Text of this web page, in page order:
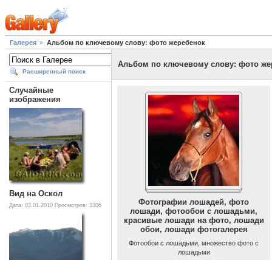
Галерея Альбом по ключевому слову: фото жеребенок
Расширенный поиск
Случайные
изображения
Вид на Оскол
Дата: 03.01.2010 Просмотров: 3306
Альбом по ключевому слову: фото
Фотографии лошадей, фото
лошади, фотообои с лошадьми,
красивые лошади на фото, лошади
обои, лошади фотогалерея
Фотообои с лошадьми, множество фото с
лошадьми